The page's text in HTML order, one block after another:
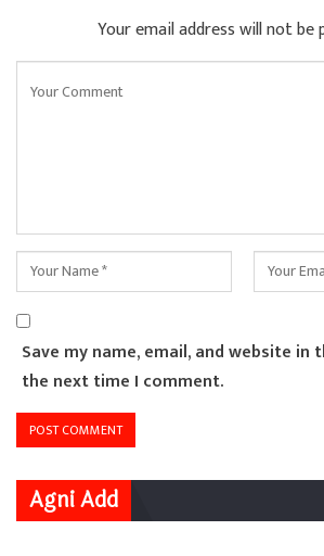
Your email address will not be
Save my name, email, and website
the next time I comment.
Agni Add